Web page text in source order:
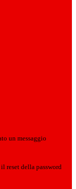
un messaggio
reset della password